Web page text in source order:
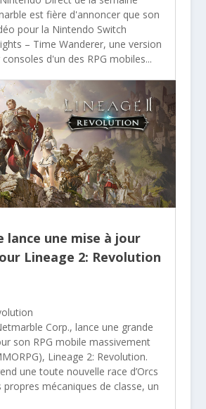
est fière d'annoncer que son
pour la Nintendo Switch
– Time Wanderer, une version
d'un des RPG mobiles...
lance une mise à jour
Lineage 2: Revolution
Corp., lance une grande
son RPG mobile massivement
Lineage 2: Revolution.
une toute nouvelle race d’Orcs
mécaniques de classe, un